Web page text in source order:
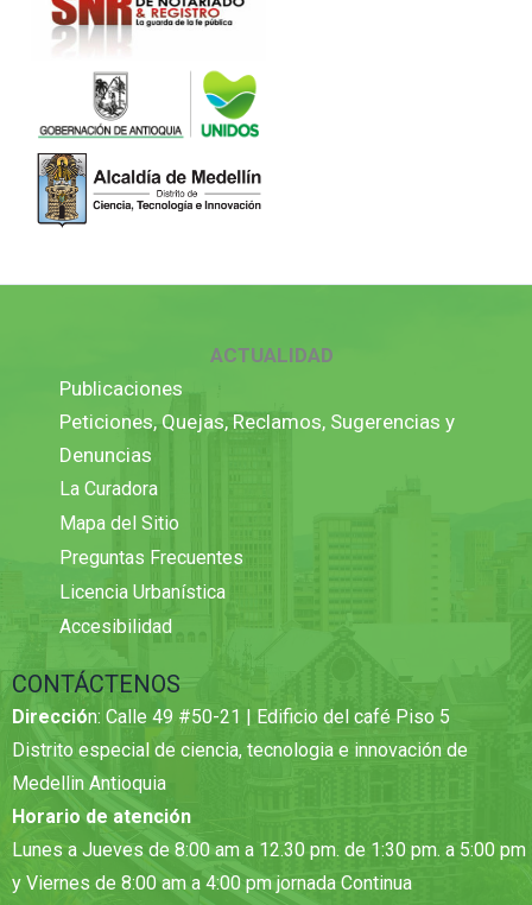
ACTUALIDAD
Publicaciones
Peticiones, Quejas, Reclamos, Sugerencias y
Denuncias
La Curadora
Mapa del Sitio
Preguntas Frecuentes
Licencia Urbanística
Accesibilidad
CONTÁCTENOS
Dirección: Calle 49 #50-21 | Edificio del café Piso 5
Distrito especial de ciencia, tecnologia e innovación de
Medellin Antioquia
Horario de atención
Lunes a Jueves de 8:00 am a 12.30 pm. de 1:30 pm. a 5:00 pm
y Viernes de 8:00 am a 4:00 pm jornada Continua